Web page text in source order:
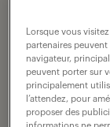
type de contrat
expérience :3
référence de
Lorsque vous
partenaires
navigateur,
peuvent porter sur
principalement
l’attendez, pour
proposer des